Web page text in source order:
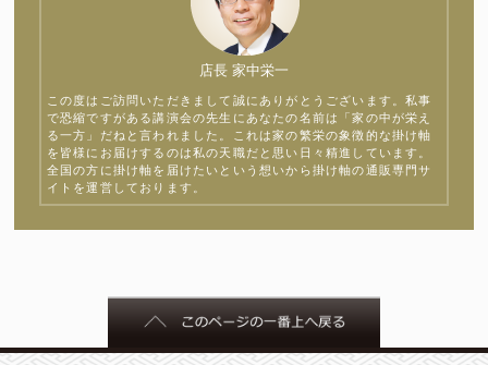
店長 家中栄一
この度はご訪問いただきまして誠にありがとうございます。私事
で恐縮ですがある講演会の先生にあなたの名前は「家の中が栄え
る一方」だねと言われました。これは家の繁栄の象徴的な掛け軸
を皆様にお届けするのは私の天職だと思い日々精進しています。
全国の方に掛け軸を届けたいという想いから掛け軸の通販専門サ
イトを運営しております。